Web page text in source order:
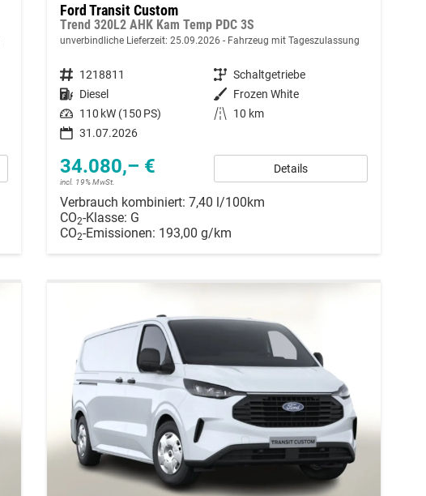
Ford Transit Custom
Trend 320L2 AHK Kam Temp PDC 3S
unverbindliche Lieferzeit: 25.09.2026 Fahrzeug mit Tageszulassung
Fahrzeugnummer 1218811 Getriebe Schaltgetriebe
Kraftstoff Diesel Außenfarbe Frozen White
Leistung 110 kW (150 PS) Kilometerstand
10 km
31.07.2026
34.080,– €
incl. 19% MwSt.
Details
Verbrauch kombiniert: 7,40 l/100km
CO2-Klasse: G
CO2-Emissionen: 193,00 g/km